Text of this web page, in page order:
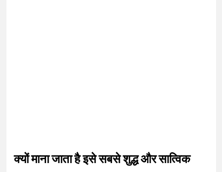
क्यों माना जाता है इसे सबसे शुद्ध और सात्विक